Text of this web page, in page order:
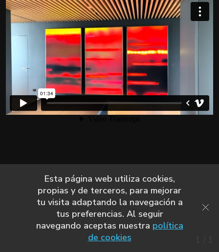
Esta página web utiliza cookies,
propias y de terceros, para mejorar
tu visita adaptando la navegación a
tus preferencias. Al seguir
navegando aceptas nuestra política
de cookies